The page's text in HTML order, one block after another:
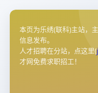
本页为乐绣(联科)主站，
信息发布。
人才招聘在分站，点这里(
才网免费求职招工！